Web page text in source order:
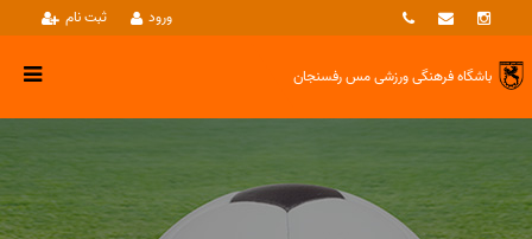
ثبت نام ورود
باشگاه فرهنگی ورزشیمس رفسنجان